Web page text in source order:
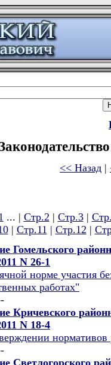
<< Назад |
... | Стр.2 | Стр.3|
| Стр.11 | Стр.12 |
Гомельского
N 26-1
норме участия
работах"
Кричевского
N 18-4
нормативов
Светлогорского